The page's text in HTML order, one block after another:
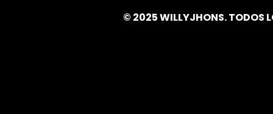
© 2025 WILLYJHONS. TODOS